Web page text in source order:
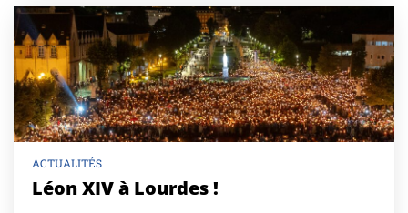
ACTUALITÉS
Léon XIV à Lourdes !